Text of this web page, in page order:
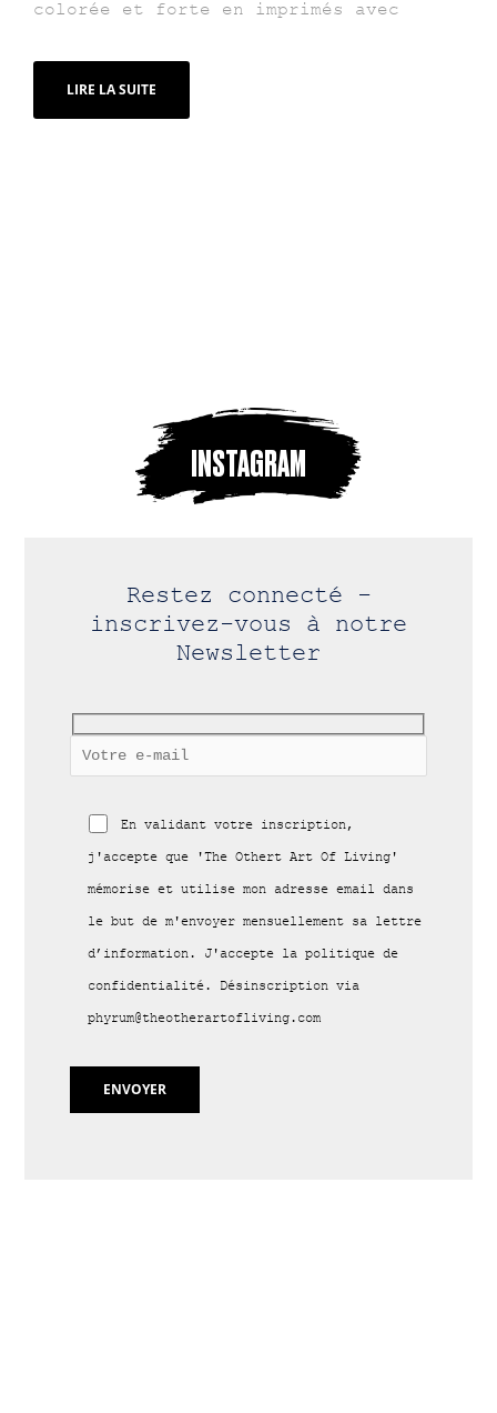
colorée et forte en imprimés avec
LIRE LA SUITE
INSTAGRAM
Restez connecté -
inscrivez-vous à notre
Newsletter
En validant votre inscription,
j'accepte que 'The Othert Art Of Living'
mémorise et utilise mon adresse email dans
le but de m'envoyer mensuellement sa lettre
d’information. J'accepte la politique de
confidentialité. Désinscription via
phyrum@theotherartofliving.com